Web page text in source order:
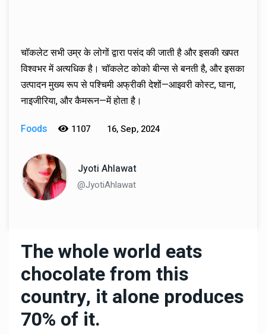
चॉकलेट सभी उम्र के लोगों द्वारा पसंद की जाती है और इसकी खपत
विश्वभर में अत्यधिक है। चॉकलेट कोको बीन्स से बनती है, और इसका
उत्पादन मुख्य रूप से पश्चिमी अफ्रीकी देशों—आइवरी कोस्ट, घाना,
नाइजीरिया, और कैमरून—में होता है।
Foods
1107 16, Sep, 2024
Jyoti Ahlawat
@JyotiAhlawat
The whole world eats
chocolate from this
country, it alone produces
70% of it.